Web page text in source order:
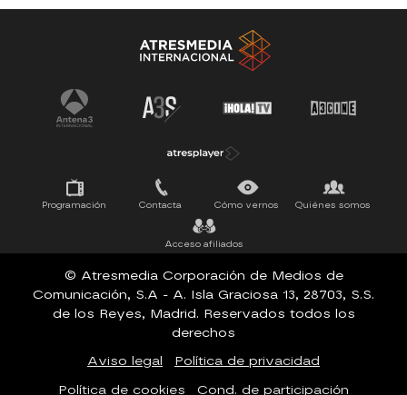
Antena 3 Noticias El Hormiguero
Tu cara me suena Pasapalabra
Programación Contacta Cómo vernos Quiénes somos
Acceso afiliados
© Atresmedia Corporación de Medios de
Comunicación, S.A - A. Isla Graciosa 13, 28703, S.S.
de los Reyes, Madrid. Reservados todos los
derechos
Aviso legal
Política de privacidad
Política de cookies
Cond. de participación